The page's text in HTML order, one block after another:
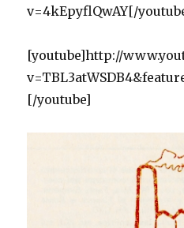
v=4kEpyflQwAY[/
[youtube]http://
[/youtube]